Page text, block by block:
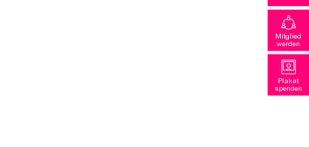
Mitglied
werden
Plakat
spenden